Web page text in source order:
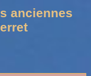
anciennes